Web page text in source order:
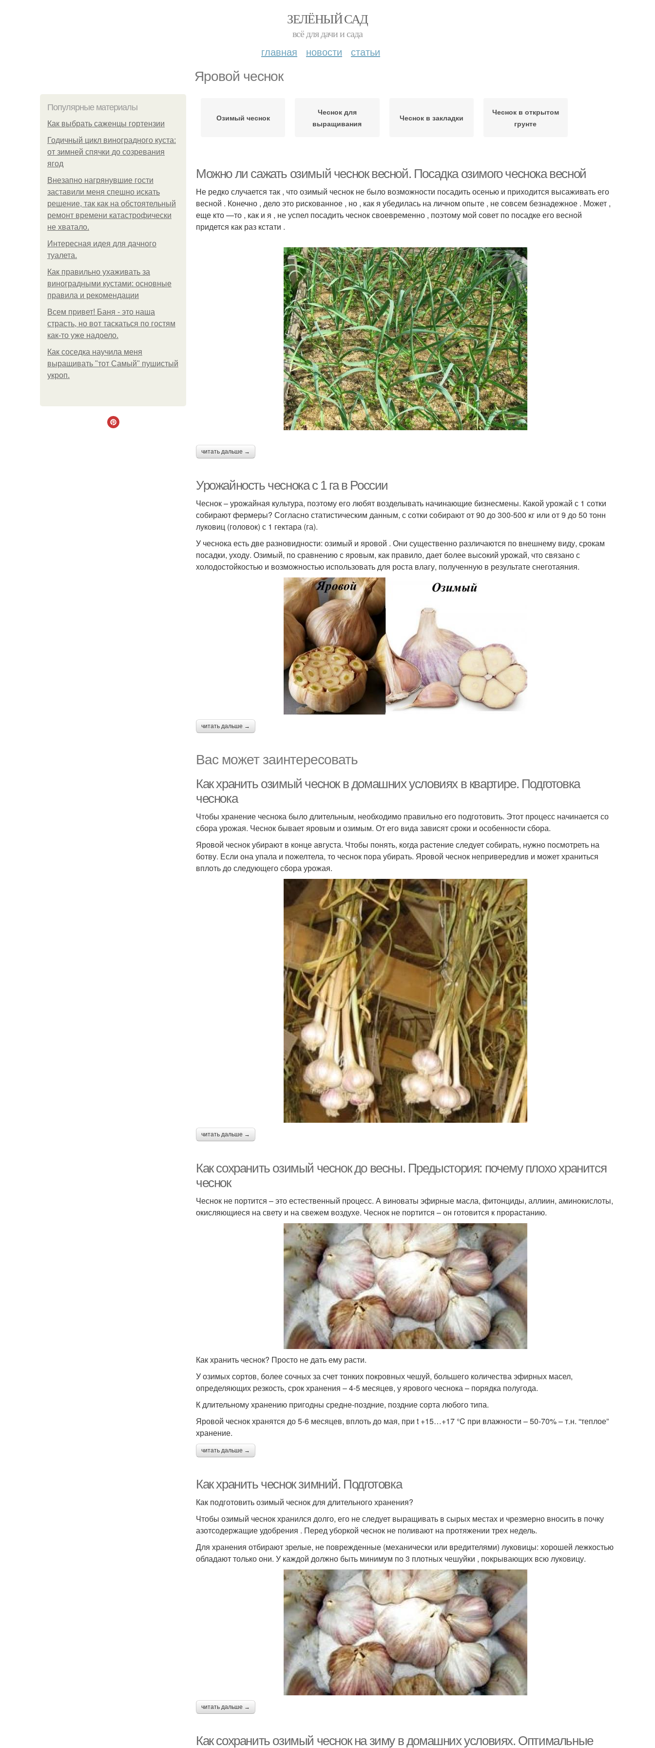
ЗЕЛЁНЫЙ САД
всё для дачи и сада
главная новости статьи
Яровой чеснок
Популярные материалы
Как выбрать саженцы гортензии
Годичный цикл виноградного куста:
от зимней спячки до созревания
ягод
Внезапно нагрянувшие гости
заставили меня спешно искать
решение, так как на обстоятельный
ремонт времени катастрофически
не хватало.
Интересная идея для дачного
туалета.
Как правильно ухаживать за
виноградными кустами: основные
правила и рекомендации
Всем привет! Баня - это наша
страсть, но вот таскаться по гостям
как-то уже надоело.
Как соседка научила меня
выращивать "тот Самый" пушистый
укроп.
Озимый чеснок
Чеснок для
выращивания
Чеснок в закладки
Чеснок в открытом
грунте
Можно ли сажать озимый чеснок весной. Посадка озимого чеснока весной
Не редко случается так , что озимый чеснок не было возможности посадить осенью и приходится высаживать его
весной . Конечно , дело это рискованное , но , как я убедилась на личном опыте , не совсем безнадежное . Может ,
еще кто —то , как и я , не успел посадить чеснок своевременно , поэтому мой совет по посадке его весной
придется как раз кстати .
читать дальше →
Урожайность чеснока с 1 га в России
Чеснок – урожайная культура, поэтому его любят возделывать начинающие бизнесмены. Какой урожай с 1 сотки
собирают фермеры? Согласно статистическим данным, с сотки собирают от 90 до 300-500 кг или от 9 до 50 тонн
луковиц (головок) с 1 гектара (га).
У чеснока есть две разновидности: озимый и яровой . Они существенно различаются по внешнему виду, срокам
посадки, уходу. Озимый, по сравнению с яровым, как правило, дает более высокий урожай, что связано с
холодостойкостью и возможностью использовать для роста влагу, полученную в результате снеготаяния.
читать дальше →
Вас может заинтересовать
Как хранить озимый чеснок в домашних условиях в квартире. Подготовка
чеснока
Чтобы хранение чеснока было длительным, необходимо правильно его подготовить. Этот процесс начинается со
сбора урожая. Чеснок бывает яровым и озимым. От его вида зависят сроки и особенности сбора.
Яровой чеснок убирают в конце августа. Чтобы понять, когда растение следует собирать, нужно посмотреть на
ботву. Если она упала и пожелтела, то чеснок пора убирать. Яровой чеснок непривередлив и может храниться
вплоть до следующего сбора урожая.
читать дальше →
Как сохранить озимый чеснок до весны. Предыстория: почему плохо хранится
чеснок
Чеснок не портится – это естественный процесс. А виноваты эфирные масла, фитонциды, аллиин, аминокислоты,
окисляющиеся на свету и на свежем воздухе. Чеснок не портится – он готовится к прорастанию.
Как хранить чеснок? Просто не дать ему расти.
У озимых сортов, более сочных за счет тонких покровных чешуй, большего количества эфирных масел,
определяющих резкость, срок хранения – 4-5 месяцев, у ярового чеснока – порядка полугода.
К длительному хранению пригодны средне-поздние, поздние сорта любого типа.
Яровой чеснок хранятся до 5-6 месяцев, вплоть до мая, при t +15…+17 °C при влажности – 50-70% – т.н. “теплое”
хранение.
читать дальше →
Как хранить чеснок зимний. Подготовка
Как подготовить озимый чеснок для длительного хранения?
Чтобы озимый чеснок хранился долго, его не следует выращивать в сырых местах и чрезмерно вносить в почку
азотсодержащие удобрения . Перед уборкой чеснок не поливают на протяжении трех недель.
Для хранения отбирают зрелые, не поврежденные (механически или вредителями) луковицы: хорошей лежкостью
обладают только они. У каждой должно быть минимум по 3 плотных чешуйки , покрывающих всю луковицу.
читать дальше →
Как сохранить озимый чеснок на зиму в домашних условиях. Оптимальные